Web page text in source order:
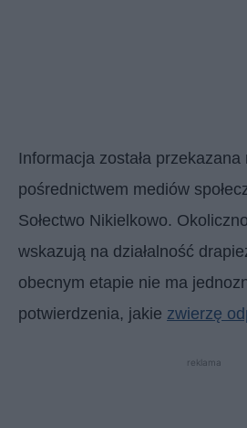
Informacja została
pośrednictwem mediów
Sołectwo Nikielkowo.
wskazują na działalność
obecnym etapie nie ma
potwierdzenia, jakie zwierzę
reklama